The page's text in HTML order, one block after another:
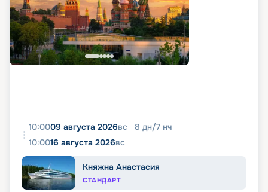
10:0009 августа 2026вс 8 дн/7 нч
10:0016 августа 2026вс
Княжна Анастасия
СТАНДАРТ